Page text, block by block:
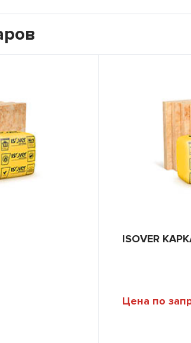
ISOVER
Цена по